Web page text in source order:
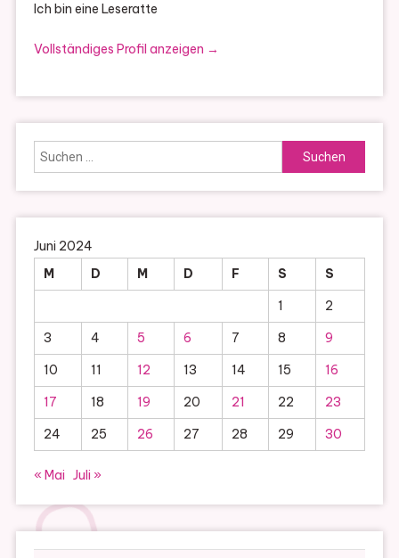
Ich bin eine Leseratte
Vollständiges Profil anzeigen →
Suchen
nach:
Juni 2024
M
D M D F S
S
1
2
3
4 5 6 7 8
9
10
11 12 13 14 15
16
17
18 19 20 21 22
23
24
25 26 27 28 29 30
« Mai Juli »